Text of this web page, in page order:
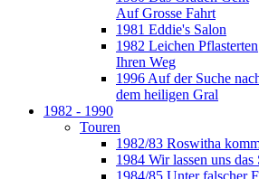
Auf Grosse Fahrt
1981 Eddie's Salon
1982 Leichen Pflasterten
Ihren Weg
1996 Auf der Suche
dem heiligen Gral
1982 - 1990
Touren
1982/83 Roswitha
1984 Wir lassen uns
1984/85 Unter falscher